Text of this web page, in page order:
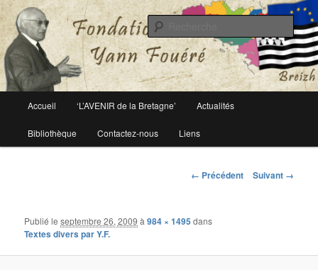
Fondation Yann Fouéré
Le site officiel de la fondation Yann Fouéré
principal
Aller
au
Accueil ‘L’AVENIR de la Bretagne’ Actualités
Bibliothèque Contactez-nous Liens
Navigation
← Précédent Suivant →
Publié leseptembre 26, 2009 à984 × 1495 dans
Textes divers par Y.F.